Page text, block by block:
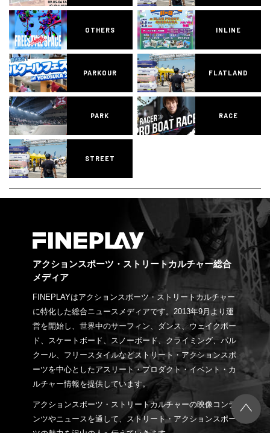
OTHERS INLINE
PARKOUR FLATLAND
PARK RACE
STREET
アクションスポーツ・ストリートカルチャー総合
メディア
FINEPLAYはアクションスポーツ・ストリートカルチャー
に特化した総合ニュースメディアです。2013年9月より運
営を開始し、世界中のサーフィン、ダンス、ウェイクボー
ド、スケートボード、スノーボード、クライミング、パル
クール、フリースタイルなどストリート・アクションスポ
ーツを中心としたアスリート・プロダクト・イベント・カ
ルチャー情報を提供しています。
アクションスポーツ・ストリートカルチャーの映像コンテ
ンツやニュースを通して、ストリート・アクションスポー